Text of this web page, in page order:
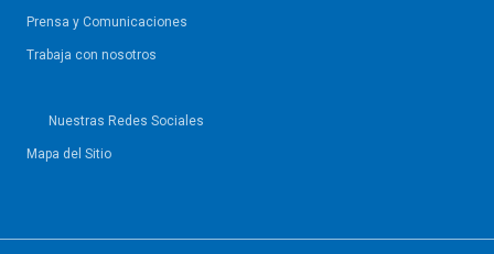
Prensa y Comunicaciones
Trabaja con nosotros
Nuestras Redes Sociales
Mapa del Sitio